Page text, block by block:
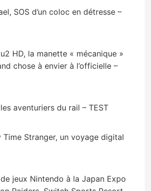
SOS d’un coloc en détresse –
HD, la manette « mécanique »
chose à envier à l’officielle –
aventuriers du rail – TEST
Time Stranger, un voyage digital
jeux Nintendo à la Japan Expo